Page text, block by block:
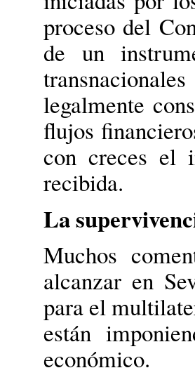
proceso del
de un
legalmente
flujos
con creces el
recibida.
La
Muchos
alcanzar en
para el
están
económico.